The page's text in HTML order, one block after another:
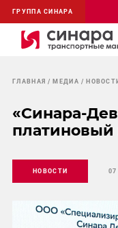
ГРУППА СИНАРА
ГЛАВНАЯ МЕДИА
«Синара-
платиновый
НОВОСТИ